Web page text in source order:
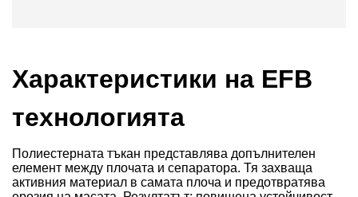
Характеристики на EFB
технологията
Полиестерната тъкан представлява допълнителен
елемент между плочата и сепаратора. Тя захваща
активния материал в самата плоча и предотвратява